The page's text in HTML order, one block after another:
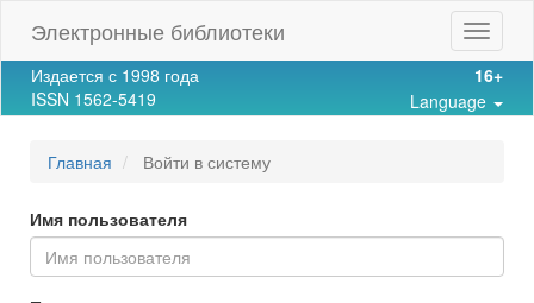
Navigation
Main
Content
Sidebar
Toggle
Электронные библиотеки
Издается с 1998 года
ISSN 1562-5419
16+
Language
Главная Войти в систему
Имя пользователя